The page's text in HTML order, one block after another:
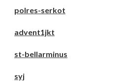
polres-serkot
advent1jkt
st-bellarminus
syj